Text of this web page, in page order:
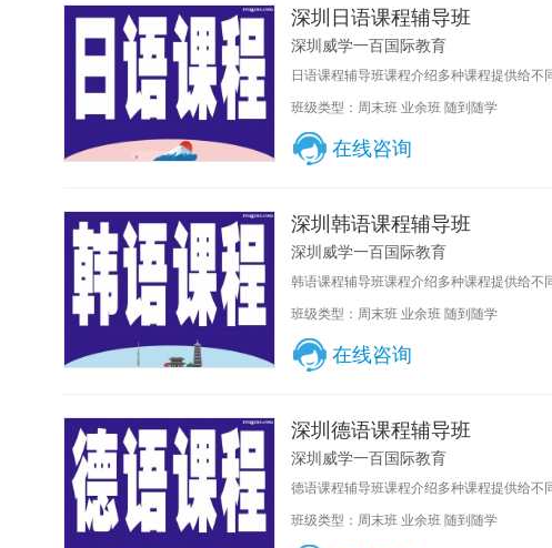
深圳日语课程辅导班
深圳威学一百国际教育
日语课程辅导班课程介绍多种课程提供给
班级类型：周末班 业余班 随到随学
在线咨询
深圳韩语课程辅导班
深圳威学一百国际教育
韩语课程辅导班课程介绍多种课程提供给不
班级类型：周末班 业余班 随到随学
在线咨询
深圳德语课程辅导班
深圳威学一百国际教育
德语课程辅导班课程介绍多种课程提供给不
班级类型：周末班 业余班 随到随学